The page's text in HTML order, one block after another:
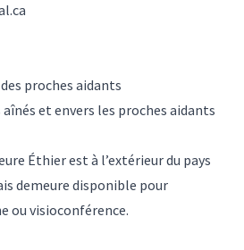
proches aidants
et envers les proches aidants
Éthier est à l’extérieur du pays
demeure disponible pour
ou visioconférence.